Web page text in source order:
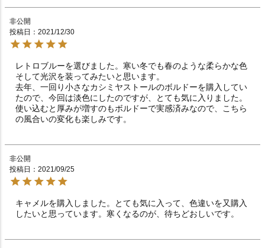
非公開
投稿日
2021/12/30
レトロブルーを選びました。寒い冬でも春のような柔らかな色
そして光沢を装ってみたいと思います。
去年、一回り小さなカシミヤストールのボルドーを購入してい
たので、今回は淡色にしたのですが、とても気に入りました。
使い込むと厚みが増すのもボルドーで実感済みなので、こちら
の風合いの変化も楽しみです。
非公開
投稿日
2021/09/25
キャメルを購入しました。とても気に入って、色違いを又購入
したいと思っています。寒くなるのが、待ちどおしいです。